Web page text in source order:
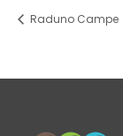
Raduno Campe